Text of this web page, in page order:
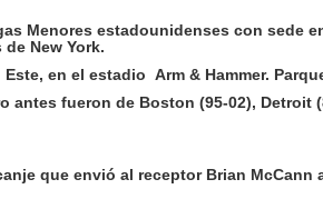
Menores estadounidenses con sede
New York.
en el estadio Arm & Hammer.
antes fueron de Boston (95-02), Detroit
que envió al receptor Brian McCann